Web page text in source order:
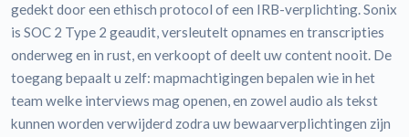
gedekt door een ethisch protocol of een IRB-verplichting. Sonix
is SOC 2 Type 2 geaudit, versleutelt opnames en transcripties
onderweg en in rust, en verkoopt of deelt uw content nooit. De
toegang bepaalt u zelf: mapmachtigingen bepalen wie in het
team welke interviews mag openen, en zowel audio als tekst
kunnen worden verwijderd zodra uw bewaarverplichtingen zijn